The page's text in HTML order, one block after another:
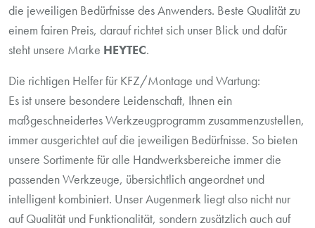
die jeweiligen Bedürfnisse des Anwenders. Beste Qualität zu
einem fairen Preis, darauf richtet sich unser Blick und dafür
steht unsere Marke HEYTEC.
Die richtigen Helfer für KFZ/Montage und Wartung:
Es ist unsere besondere Leidenschaft, Ihnen ein
maßgeschneidertes Werkzeugprogramm zusammenzustellen,
immer ausgerichtet auf die jeweiligen Bedürfnisse. So bieten
unsere Sortimente für alle Handwerksbereiche immer die
passenden Werkzeuge, übersichtlich angeordnet und
intelligent kombiniert. Unser Augenmerk liegt also nicht nur
auf Qualität und Funktionalität, sondern zusätzlich auch auf